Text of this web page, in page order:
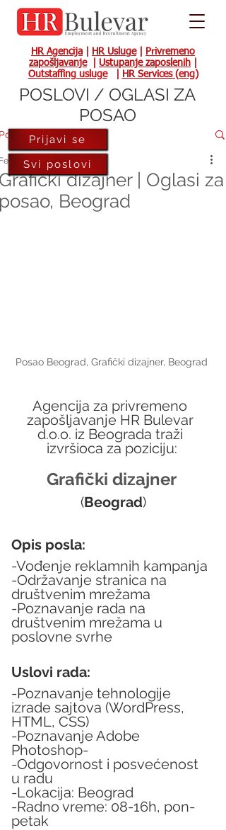
HR Agencija HR Usluge|
Privremeno
zapošljavanje| Ustupanje zaposlenih
Outstaffing usluge| HR Services (eng)
dizajner | Oglasi za
Beograd
25, 2022
Posao Beograd, Grafički dizajner, Beograd
Agencija za privremeno
zapošljavanje HR Bulevar
d.o.o. iz Beograda traži
izvršioca za poziciju:
Grafički dizajner
(Beograd)
Opis posla:
-Vođenje reklamnih kampanja
-Održavanje stranica na
društvenim mrežama
-Poznavanje rada na
društvenim mrežama u
poslovne svrhe
Uslovi rada:
-Poznavanje tehnologije
izrade sajtova (WordPress,
HTML, CSS)
-Poznavanje Adobe
Photoshop-
-Odgovornost i posvećenost
u radu
-Lokacija: Beograd
-Radno vreme: 08-16h, pon-
petak
Prijavi se
Svi poslovi
POSLOVI / OGLASI ZA
POSAO